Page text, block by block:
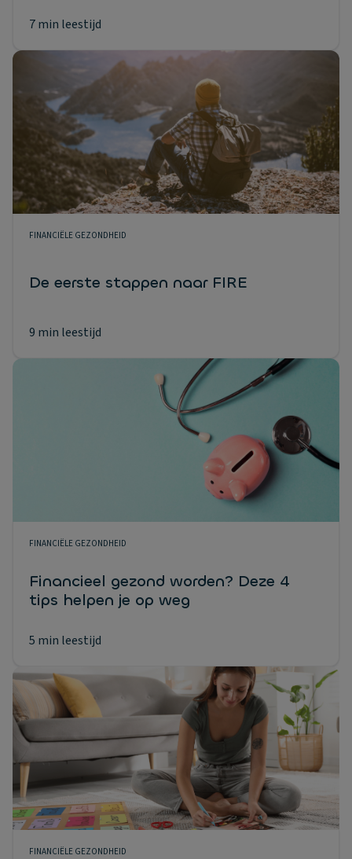
7 min leestijd
FINANCIËLE GEZONDHEID
De eerste stappen naar FIRE
9 min leestijd
FINANCIËLE GEZONDHEID
Financieel gezond worden? Deze 4
tips helpen je op weg
5 min leestijd
FINANCIËLE GEZONDHEID